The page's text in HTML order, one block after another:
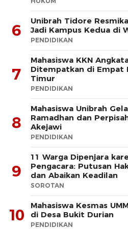
6
Unibrah Tidore
Jadi Kampus Kedua di
PENDIDIKAN
7
Mahasiswa KKN
Ditempatkan di Empat
Timur
PENDIDIKAN
8
Mahasiswa Unibrah
Ramadhan dan
Akejawi
PENDIDIKAN
9
11 Warga Dipenjara
Pengacara: Putusan
dan Abaikan Keadilan
SOROTAN
10
Mahasiswa Kesmas
di Desa Bukit Durian
PENDIDIKAN